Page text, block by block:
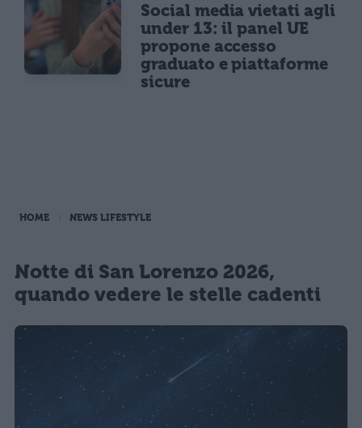
Social media vietati agli
under 13: il panel UE
propone accesso
graduato e piattaforme
sicure
HOME NEWS LIFESTYLE
Notte di San Lorenzo 2026,
quando vedere le stelle cadenti